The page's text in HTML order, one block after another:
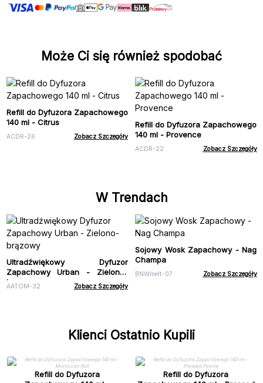
Może Ci się również spodobać
Refill do Dyfuzora Zapachowego
140 ml - Citrus
ACDR-26 Zobacz Szczegóły
Refill do Dyfuzora Zapachowego
140 ml - Provence
ACDR-22 Zobacz Szczegóły
W Trendach
Ultradźwiękowy Dyfuzor
Zapachowy Urban - Zielono-
brązowy
AATOM-32 Zobacz Szczegóły
Sojowy Wosk Zapachowy - Nag
Champa
BNWmelt-07 Zobacz Szczegóły
Klienci Ostatnio Kupili
Refill do Dyfuzora
Refill do Dyfuzora